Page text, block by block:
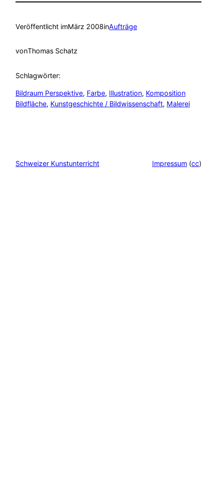
Veröffentlicht imMärz 2008inAufträge
vonThomas Schatz
Schlagwörter:
Bildraum Perspektive, Farbe, Illustration, Komposition
Bildfläche, Kunstgeschichte / Bildwissenschaft, Malerei
Schweizer Kunstunterricht Impressum (cc)